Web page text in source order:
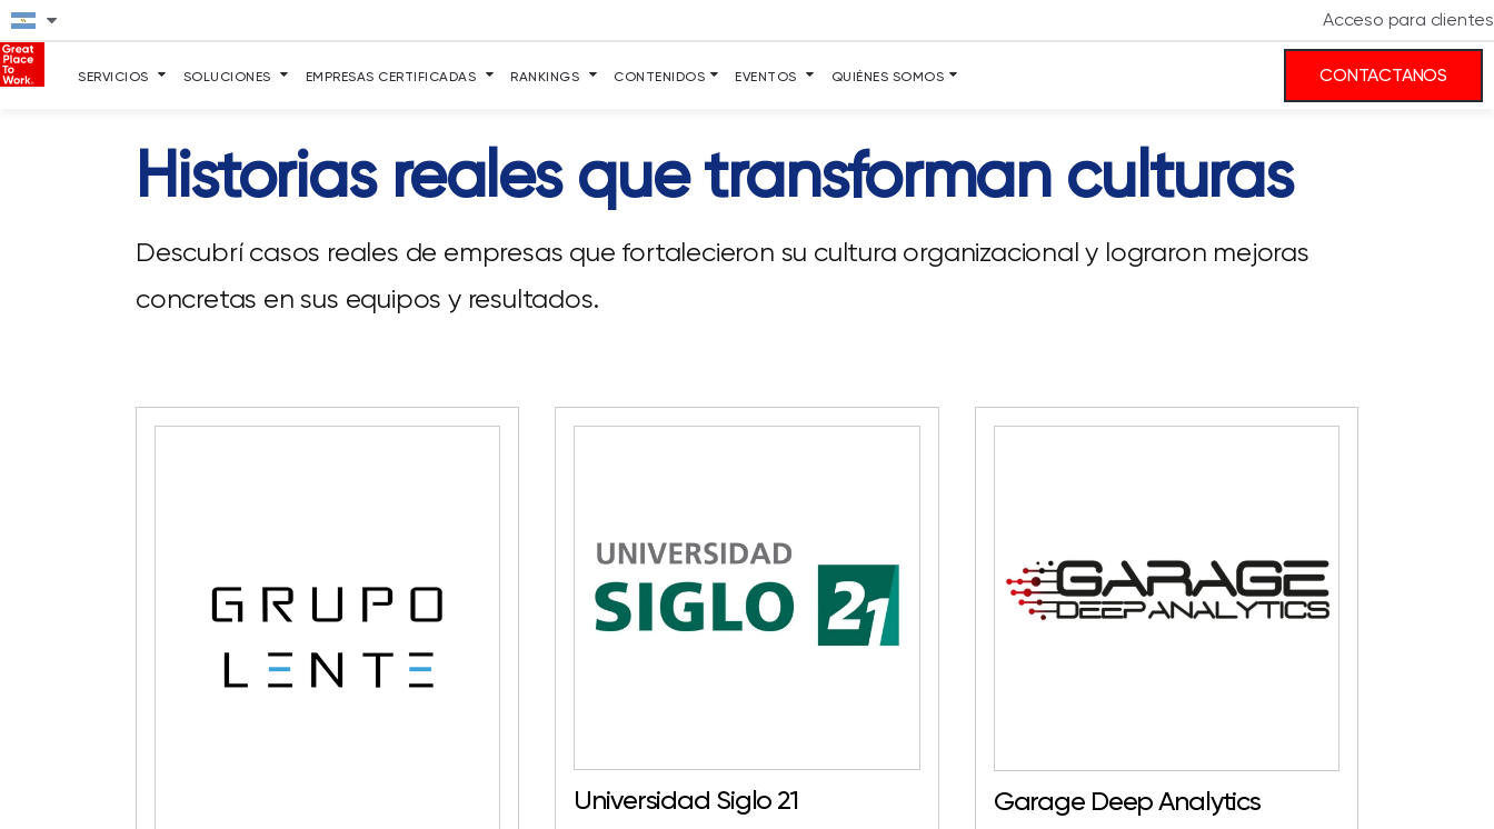
Acceso para clientes
SERVICIOS SOLUCIONES EMPRESAS CERTIFICADAS RANKINGS CONTENIDOS EVENTOS QUIÉNES SOMOS CONTACTANOS
Historias reales que transforman culturas
Descubrí casos reales de empresas que fortalecieron su cultura organizacional y lograron mejoras
concretas en sus equipos y resultados.
Universidad Siglo 21 Garage Deep Analytics